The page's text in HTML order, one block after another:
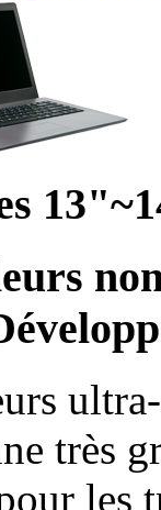
très
les